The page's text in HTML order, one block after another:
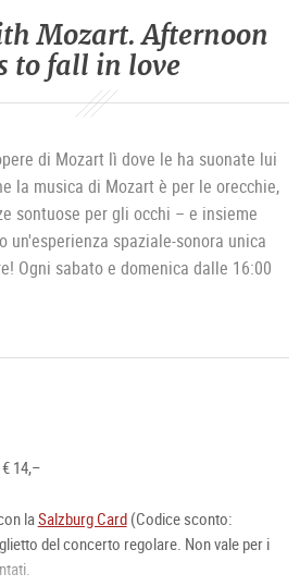
Mozart. Afternoon
to fall in love
di Mozart lì dove le ha suonate lui
la musica di Mozart è per le orecchie,
sontuose per gli occhi – e insieme
un'esperienza spaziale-sonora unica
Ogni sabato e domenica dalle 16:00
14,–
laSalzburg Card(Codice sconto:
del concerto regolare. Non vale per i